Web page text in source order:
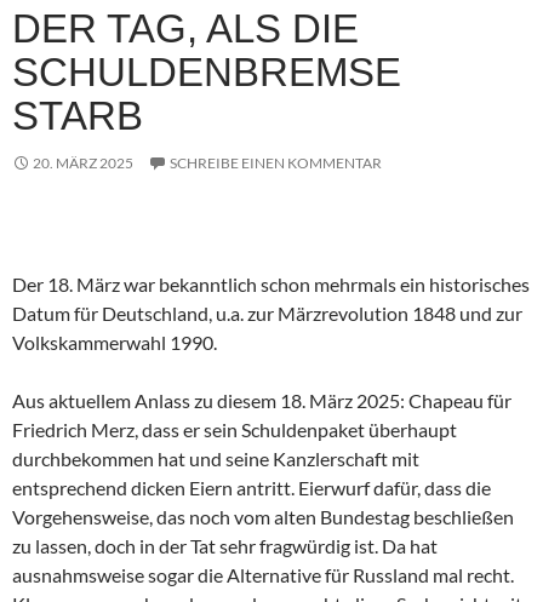
DER TAG, ALS DIE
SCHULDENBREMSE
STARB
20. MÄRZ 2025 SCHREIBE EINEN KOMMENTAR
Der 18. März war bekanntlich schon mehrmals ein historisches
Datum für Deutschland, u.a. zur Märzrevolution 1848 und zur
Volkskammerwahl 1990.
Aus aktuellem Anlass zu diesem 18. März 2025: Chapeau für
Friedrich Merz, dass er sein Schuldenpaket überhaupt
durchbekommen hat und seine Kanzlerschaft mit
entsprechend dicken Eiern antritt. Eierwurf dafür, dass die
Vorgehensweise, das noch vom alten Bundestag beschließen
zu lassen, doch in der Tat sehr fragwürdig ist. Da hat
ausnahmsweise sogar die Alternative für Russland mal recht.